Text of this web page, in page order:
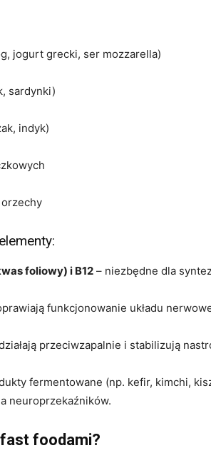
jogurt grecki, ser mozzarella)
sardynki)
indyk)
foliowy) i B12 – niezbędne dla
funkcjonowanie układu
przeciwzapalnie i stabilizują
fermentowane (np. kefir, kimchi,
neuroprzekaźników.
foodami?